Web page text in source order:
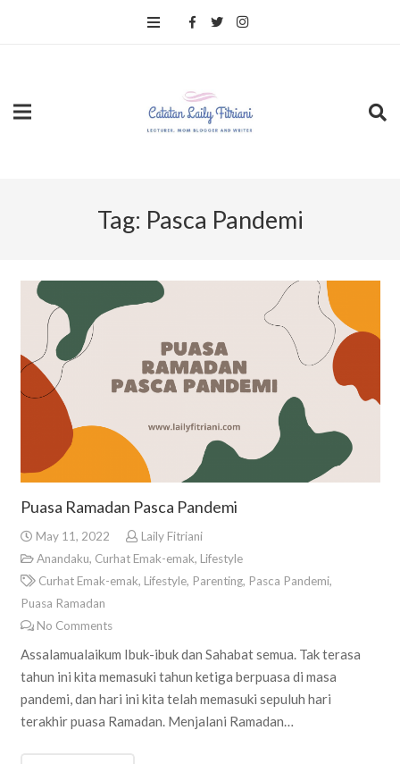
Tag: Pasca Pandemi
Puasa Ramadan Pasca Pandemi
May 11, 2022
Laily Fitriani
Anandaku, Curhat Emak-emak, Lifestyle
Curhat Emak-emak, Lifestyle, Parenting, Pasca Pandemi,
Puasa Ramadan
No Comments
Assalamualaikum Ibuk-ibuk dan Sahabat semua. Tak terasa
tahun ini kita memasuki tahun ketiga berpuasa di masa
pandemi, dan hari ini kita telah memasuki sepuluh hari
terakhir puasa Ramadan. Menjalani Ramadan…